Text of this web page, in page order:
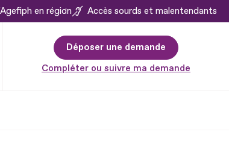
en région Accès sourds et malentendants
Déposer une demande
Compléter ou suivre ma demande